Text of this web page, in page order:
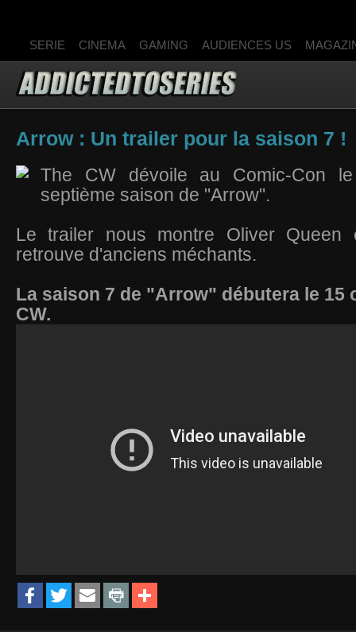
SERIE CINEMA GAMING AUDIENCES US
Arrow : Un trailer pour la saison 7 !
The CW dévoile au Comic-Con
septième saison de "Arrow".
Le trailer nous montre Oliver
retrouve d'anciens méchants.
La saison 7 de "Arrow" débutera le 15
CW.